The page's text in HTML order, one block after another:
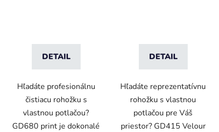
DETAIL
Hľadáte profesionálnu
čistiacu rohožku s
vlastnou potlačou?
GD680 print je dokonalé
DETAIL
Hľadáte reprezentatívnu
rohožku s vlastnou
potlačou pre Váš
priestor? GD415 Velour